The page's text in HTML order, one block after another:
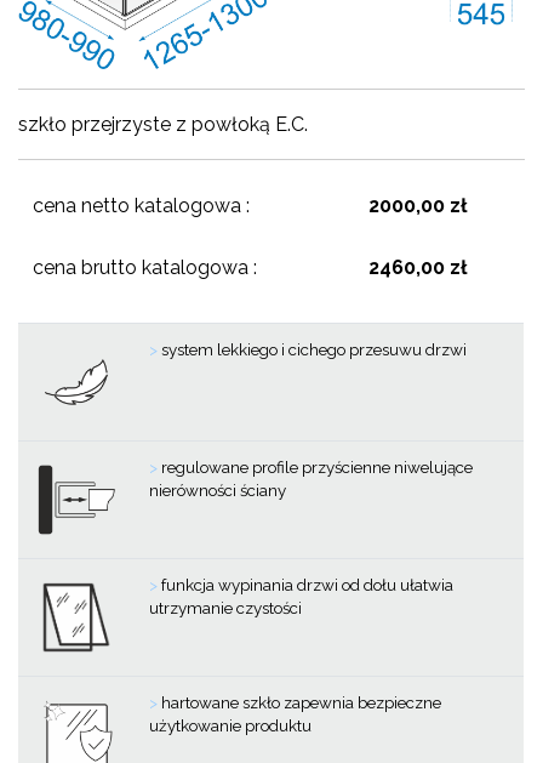
szkło przejrzyste z powłoką E.C.
cena netto katalogowa : 2000,00 zł
cena brutto katalogowa : 2460,00 zł
>system lekkiego i cichego przesuwu drzwi
> regulowane profile przyścienne niwelujące
nierówności ściany
>funkcja wypinania drzwi od dołu ułatwia
utrzymanie czystości
> hartowane szkło zapewnia bezpieczne
użytkowanie produktu